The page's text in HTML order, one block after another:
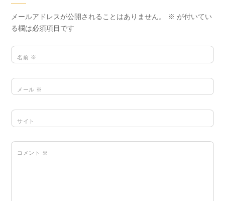
メールアドレスが公開されることはありません。 ※ が付いてい
る欄は必須項目です
名前 ※
メール ※
サイト
コメント ※